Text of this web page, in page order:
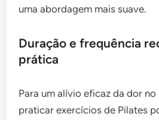
uma abordagem mais suave.
Duração e frequência
prática
Para um alívio eficaz da dor
praticar exercícios de Pilates